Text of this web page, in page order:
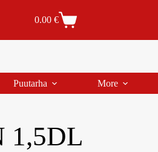
Tilauksen peruutus
0.00 €
Puutarha More
1,5DL